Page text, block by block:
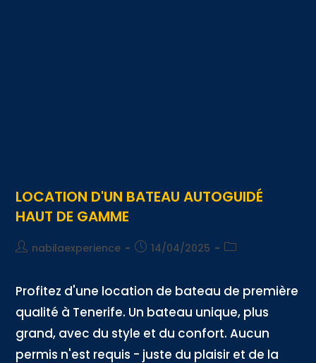
LOCATION D'UN BATEAU AUTOGUIDÉ
HAUT DE GAMME
nabilaexperience 14/04/2025
Profitez d'une location de bateau de première
qualité à Tenerife. Un bateau unique, plus
grand, avec du style et du confort. Aucun
permis n'est requis - juste du plaisir et de la